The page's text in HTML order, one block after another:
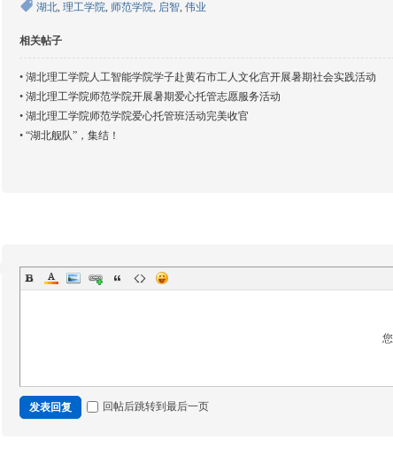
湖北, 理工学院, 师范学院, 启智, 伟业
相关帖子
• 湖北理工学院人工智能学院学子赴黄石市工人文化宫开展暑期社会实践活动
• 湖北理工学院师范学院开展暑期爱心托管志愿服务活动
• 湖北理工学院师范学院爱心托管班活动完美收官
• “湖北舰队”，集结！
发表回复 回帖后跳转到最后一页